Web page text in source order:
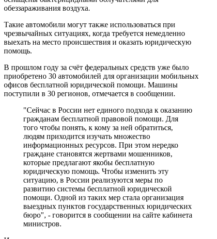
обеззараживания воздуха.
Такие автомобили могут также использоваться при
чрезвычайных ситуациях, когда требуется немедленно
выехать на место происшествия и оказать юридическую
помощь.
В прошлом году за счёт федеральных средств уже было
приобретено 30 автомобилей для организации мобильных
офисов бесплатной юридической помощи. Машины
поступили в 30 регионов, отмечается в сообщении.
"Сейчас в России нет единого подхода к оказанию
гражданам бесплатной правовой помощи. Для
того чтобы понять, к кому за ней обратиться,
людям приходится изучать множество
информационных ресурсов. При этом нередко
граждане становятся жертвами мошенников,
которые предлагают якобы бесплатную
юридическую помощь. Чтобы изменить эту
ситуацию, в России реализуются меры по
развитию системы бесплатной юридической
помощи. Одной из таких мер стала организация
выездных пунктов государственных юридических
бюро", - говорится в сообщении на сайте кабинета
министров.